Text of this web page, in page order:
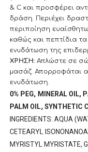
& C και προσφέρει
δράση. Περιέχει
περιποίηση
καθώς και πεπτίδια
ενυδάτωση της
ΧΡΗΣΗ: Απλώστε σε
μασάζ. Απορροφάται
ενυδάτωση.
0% PEG, MINERAL OIL,
PALM OIL, SYNTHETIC
INGREDIENTS: AQUA
CETEARYL
MYRISTYL MYRISTATE,